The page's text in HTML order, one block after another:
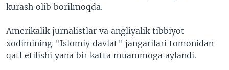
kurash olib borilmoqda.
Amerikalik jurnalistlar va angliyalik tibbiyot
xodimining "Islomiy davlat" jangarilari tomonidan
qatl etilishi yana bir katta muammoga aylandi.